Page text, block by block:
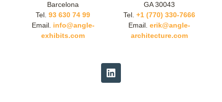
Barcelona
Tel. 93 630 74 99
Email. info@angle-
exhibits.com
GA 30043
Tel. +1 (770) 330-7666
Email. erik@angle-
architecture.com